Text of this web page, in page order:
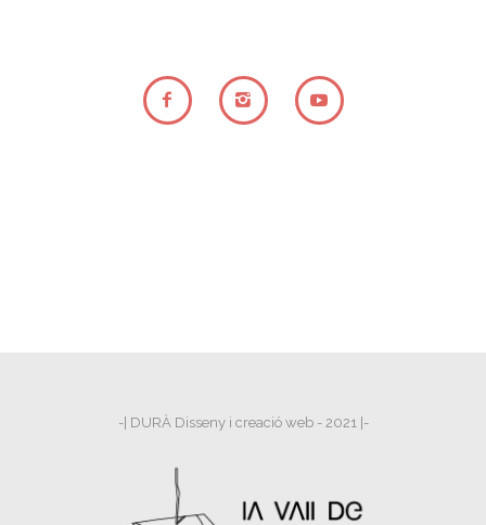
-| DURÀ Disseny i creació web - 2021 |-